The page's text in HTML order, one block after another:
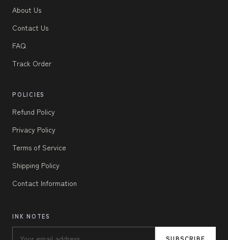
About Us
Contact Us
FAQ
Track Order
POLICIES
Refund Policy
Privacy Policy
Terms of Service
Shipping Policy
Contact Information
INK NOTES